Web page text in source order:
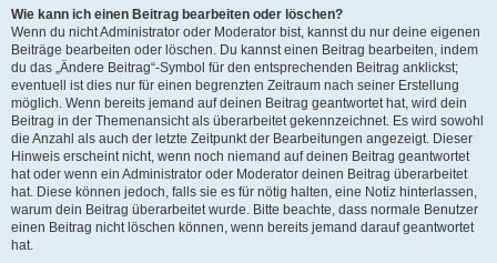
Wie kann ich einen Beitrag bearbeiten oder löschen?
Wenn du nicht Administrator oder Moderator bist, kannst du nur deine eigenen
Beiträge bearbeiten oder löschen. Du kannst einen Beitrag bearbeiten, indem
du das „Ändere Beitrag“-Symbol für den entsprechenden Beitrag anklickst;
eventuell ist dies nur für einen begrenzten Zeitraum nach seiner Erstellung
möglich. Wenn bereits jemand auf deinen Beitrag geantwortet hat, wird dein
Beitrag in der Themenansicht als überarbeitet gekennzeichnet. Es wird sowohl
die Anzahl als auch der letzte Zeitpunkt der Bearbeitungen angezeigt. Dieser
Hinweis erscheint nicht, wenn noch niemand auf deinen Beitrag geantwortet
hat oder wenn ein Administrator oder Moderator deinen Beitrag überarbeitet
hat. Diese können jedoch, falls sie es für nötig halten, eine Notiz hinterlassen,
warum dein Beitrag überarbeitet wurde. Bitte beachte, dass normale Benutzer
einen Beitrag nicht löschen können, wenn bereits jemand darauf geantwortet
hat.